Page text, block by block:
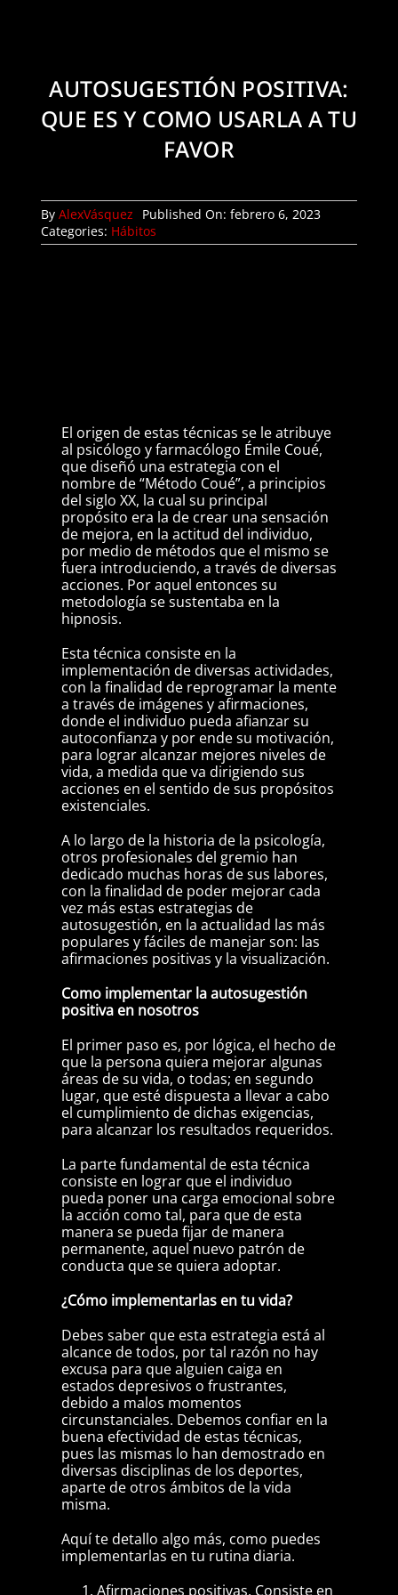
AUTOSUGESTIÓN POSITIVA:
QUE ES Y COMO USARLA A TU
FAVOR
By AlexVásquez
Published On: febrero 6, 2023
Categories: Hábitos
El origen de estas técnicas se le atribuye
al psicólogo y farmacólogo Émile Coué,
que diseñó una estrategia con el
nombre de “Método Coué”, a principios
del siglo XX, la cual su principal
propósito era la de crear una sensación
de mejora, en la actitud del individuo,
por medio de métodos que el mismo se
fuera introduciendo, a través de diversas
acciones. Por aquel entonces su
metodología se sustentaba en la
hipnosis.
Esta técnica consiste en la
implementación de diversas actividades,
con la finalidad de reprogramar la mente
a través de imágenes y afirmaciones,
donde el individuo pueda afianzar su
autoconfianza y por ende su motivación,
para lograr alcanzar mejores niveles de
vida, a medida que va dirigiendo sus
acciones en el sentido de sus propósitos
existenciales.
A lo largo de la historia de la psicología,
otros profesionales del gremio han
dedicado muchas horas de sus labores,
con la finalidad de poder mejorar cada
vez más estas estrategias de
autosugestión, en la actualidad las más
populares y fáciles de manejar son: las
afirmaciones positivas y la visualización.
Como implementar la autosugestión
positiva en nosotros
El primer paso es, por lógica, el hecho de
que la persona quiera mejorar algunas
áreas de su vida, o todas; en segundo
lugar, que esté dispuesta a llevar a cabo
el cumplimiento de dichas exigencias,
para alcanzar los resultados requeridos.
La parte fundamental de esta técnica
consiste en lograr que el individuo
pueda poner una carga emocional sobre
la acción como tal, para que de esta
manera se pueda fijar de manera
permanente, aquel nuevo patrón de
conducta que se quiera adoptar.
¿Cómo implementarlas en tu vida?
Debes saber que esta estrategia está al
alcance de todos, por tal razón no hay
excusa para que alguien caiga en
estados depresivos o frustrantes,
debido a malos momentos
circunstanciales. Debemos confiar en la
buena efectividad de estas técnicas,
pues las mismas lo han demostrado en
diversas disciplinas de los deportes,
aparte de otros ámbitos de la vida
misma.
Aquí te detallo algo más, como puedes
implementarlas en tu rutina diaria.
Afirmaciones positivas. Consiste en